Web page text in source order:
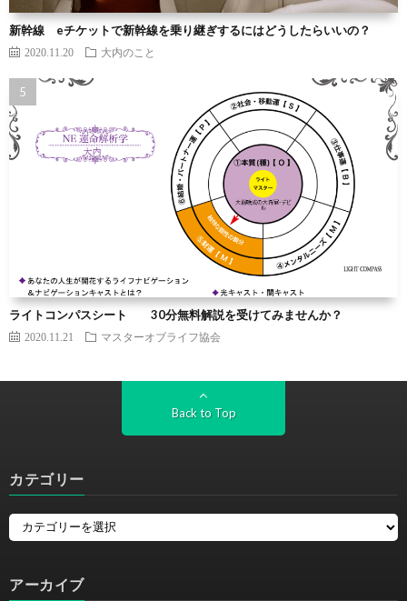
新幹線 eチケットで新幹線を乗り継ぎするにはどうしたらいいの？
2020.11.20 大内のこと
ライトコンパスシート 30分無料解説を受けてみませんか？
2020.11.21 マスターオブライフ協会
Back to Top
カテゴリー
アーカイブ